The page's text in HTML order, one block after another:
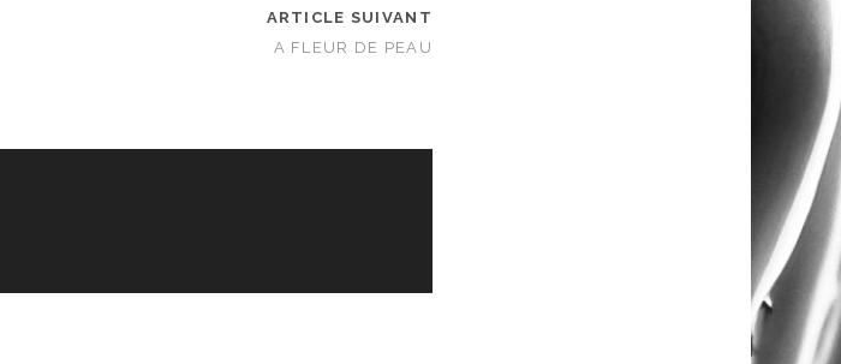
ARTICLE SUIVANT
A FLEUR DE PEAU